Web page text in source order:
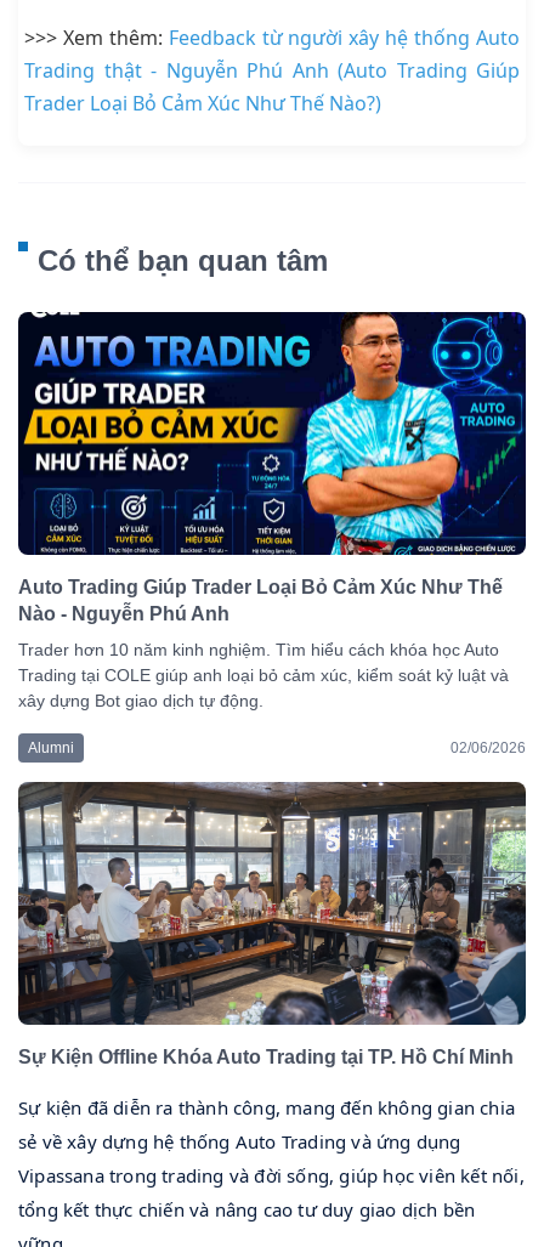
>>> Xem thêm: Feedback từ người xây hệ thống Auto
Trading thật - Nguyễn Phú Anh (Auto Trading Giúp
Trader Loại Bỏ Cảm Xúc Như Thế Nào?)
Có thể bạn quan tâm
Auto Trading Giúp Trader Loại Bỏ Cảm Xúc Như Thế
Nào - Nguyễn Phú Anh
Trader hơn 10 năm kinh nghiệm. Tìm hiểu cách khóa học Auto
Trading tại COLE giúp anh loại bỏ cảm xúc, kiểm soát kỷ luật và
xây dựng Bot giao dịch tự động.
Alumni 02/06/2026
Sự Kiện Offline Khóa Auto Trading tại TP. Hồ Chí Minh
Sự kiện đã diễn ra thành công, mang đến không gian chia
sẻ về xây dựng hệ thống Auto Trading và ứng dụng
Vipassana trong trading và đời sống, giúp học viên kết nối,
tổng kết thực chiến và nâng cao tư duy giao dịch bền